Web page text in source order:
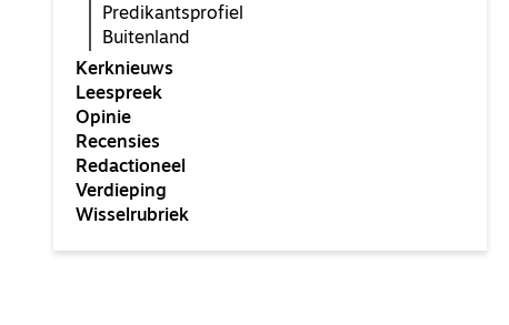
Predikantsprofiel
Buitenland
Kerknieuws
Leespreek
Opinie
Recensies
Redactioneel
Verdieping
Wisselrubriek